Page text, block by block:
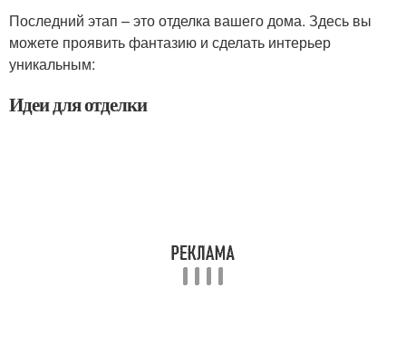
Последний этап – это отделка вашего дома. Здесь вы
можете проявить фантазию и сделать интерьер
уникальным:
Идеи для отделки